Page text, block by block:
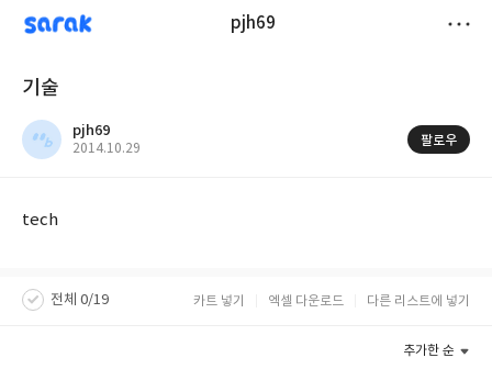
sarak pjh69
기술
pjh69
작
2014.10.29
팔로우
tech
전체 0/19 카트 넣기 엑셀 다운로드 다른 리스트에 넣기
추가한 순